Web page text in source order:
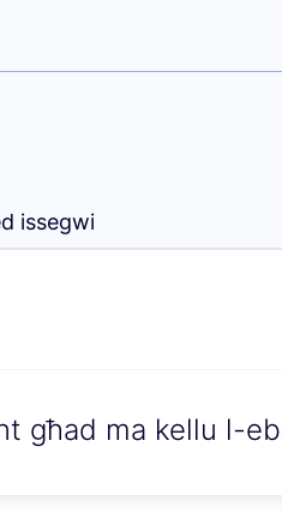
issegwi
għad ma kellu l-